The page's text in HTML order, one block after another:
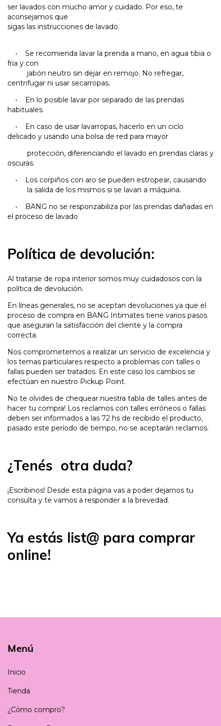
ser lavados con mucho amor y cuidado. Por eso, te
aconsejamos que
sigas las instrucciones de lavado.
• Se recomienda lavar la prenda a mano, en agua tibia o
fria y con
jabón neutro sin dejar en remojo. No refregar,
centrifugar ni usar secarropas.
• En lo posible lavar por separado de las prendas
habituales.
• En caso de usar lavarropas, hacerlo en un ciclo
delicado y usando una bolsa de red para mayor
protección, diferenciando el lavado en prendas claras y
oscuras.
• Los corpiños con aro se pueden estropear, causando
la salida de los mismos si se lavan a máquina.
• BANG no se responzabiliza por las prendas dañadas en
el proceso de lavado
Política de devolución:
Al tratarse de ropa interior somos muy cuidadosos con la
política de devolución.
En líneas generales, no se aceptan devoluciones ya que el
proceso de compra en BANG Intimates tiene varios pasos
que aseguran la satisfacción del cliente y la compra
correcta.
Nos comprometemos a realizar un servicio de excelencia y
los temas particulares respecto a problemas con talles o
fallas pueden ser tratados. En este caso los cambios se
efectúan en nuestro Pickup Point.
No te olvides de chequear nuestra tabla de talles antes de
hacer tu compra! Los reclamos con talles erróneos o fallas
deben ser informados a las 72 hs de recibido el producto,
pasado este período de tiempo, no se aceptarán reclamos.
¿Tenés otra duda?
¡Escribinos! Desde esta página vas a poder dejarnos tu
consulta y te vamos a responder a la brevedad.
Ya estás list@ para comprar
online!
Menú
Inicio
Tienda
¿Cómo compro?